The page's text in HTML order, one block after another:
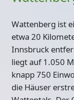
Wattenberg ist
etwa 20
Innsbruck
liegt auf 1.050
knapp 750
die Häuser